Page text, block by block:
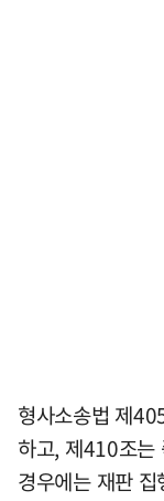
형사소송법 제
하고, 제410조는
경우에는 재판